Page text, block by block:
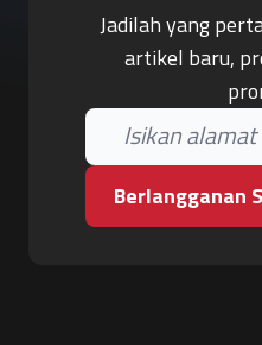
Jadilah yang
artikel baru,
Berlangganan